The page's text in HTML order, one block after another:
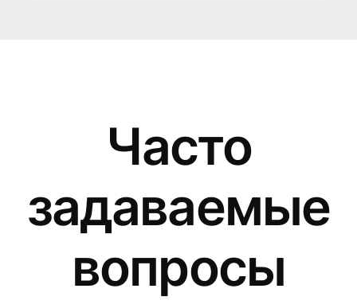
Часто
задаваемые
вопросы